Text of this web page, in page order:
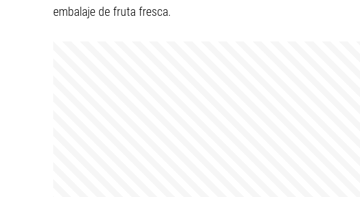
embalaje de fruta fresca.